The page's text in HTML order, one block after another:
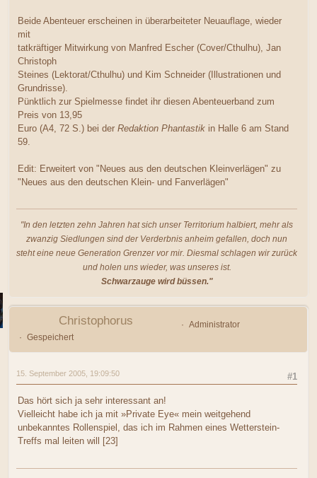
Beide Abenteuer erscheinen in überarbeiteter Neuauflage, wieder
mit
tatkräftiger Mitwirkung von Manfred Escher (Cover/Cthulhu), Jan
Christoph
Steines (Lektorat/Cthulhu) und Kim Schneider (Illustrationen und
Grundrisse).
Pünktlich zur Spielmesse findet ihr diesen Abenteuerband zum
Preis von 13,95
Euro (A4, 72 S.) bei der Redaktion Phantastik in Halle 6 am Stand
59.
Edit: Erweitert von "Neues aus den deutschen Kleinverlägen" zu
"Neues aus den deutschen Klein- und Fanverlägen"
"In den letzten zehn Jahren hat sich unser Territorium halbiert, mehr als
zwanzig Siedlungen sind der Verderbnis anheim gefallen, doch nun
steht eine neue Generation Grenzer vor mir. Diesmal schlagen wir zurück
und holen uns wieder, was unseres ist.
Schwarzauge wird büssen."
Christophorus
Administrator
Gespeichert
#1
15. September 2005, 19:09:50
Das hört sich ja sehr interessant an!
Vielleicht habe ich ja mit »Private Eye« mein weitgehend
unbekanntes Rollenspiel, das ich im Rahmen eines Wetterstein-
Treffs mal leiten will [23]